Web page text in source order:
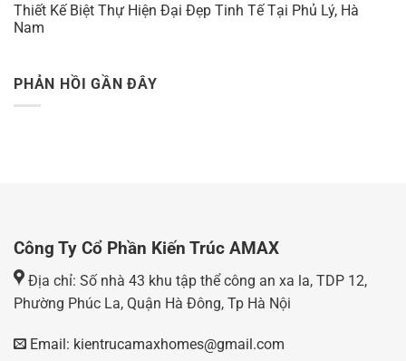
Thiết Kế Biệt Thự Hiện Đại Đẹp Tinh Tế Tại Phủ Lý, Hà
Nam
PHẢN HỒI GẦN ĐÂY
Công Ty Cổ Phần Kiến Trúc AMAX
Địa chỉ: Số nhà 43 khu tập thể công an xa la, TDP 12,
Phường Phúc La, Quận Hà Đông, Tp Hà Nội
Email: kientrucamaxhomes@gmail.com